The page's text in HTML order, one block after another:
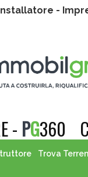
-
- PG360
Trova